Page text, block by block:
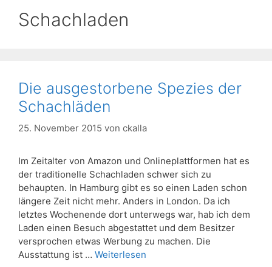
Schachladen
Die ausgestorbene Spezies der
Schachläden
25. November 2015 von ckalla
Im Zeitalter von Amazon und Onlineplattformen hat es
der traditionelle Schachladen schwer sich zu
behaupten. In Hamburg gibt es so einen Laden schon
längere Zeit nicht mehr. Anders in London. Da ich
letztes Wochenende dort unterwegs war, hab ich dem
Laden einen Besuch abgestattet und dem Besitzer
versprochen etwas Werbung zu machen. Die
Ausstattung ist … Weiterlesen